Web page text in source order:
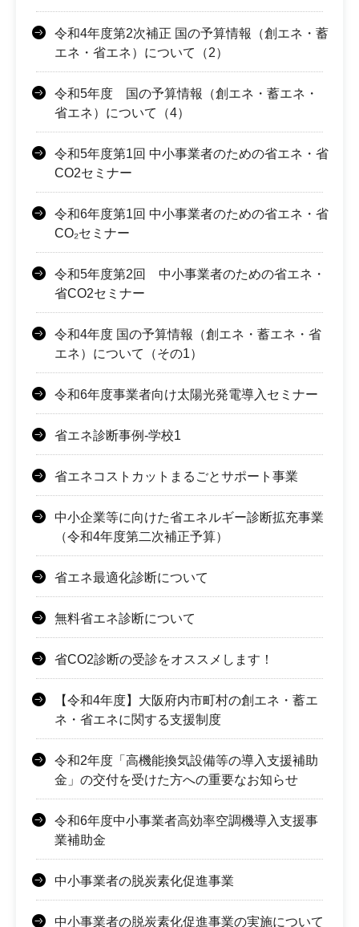
令和4年度第2次補正 国の予算情報（創エネ・蓄
エネ・省エネ）について（2）
令和5年度 国の予算情報（創エネ・蓄エネ・
省エネ）について（4）
令和5年度第1回 中小事業者のための省エネ・省
CO2セミナー
令和6年度第1回 中小事業者のための省エネ・省
CO₂セミナー
令和5年度第2回 中小事業者のための省エネ・
省CO2セミナー
令和4年度 国の予算情報（創エネ・蓄エネ・省
エネ）について（その1）
令和6年度事業者向け太陽光発電導入セミナー
省エネ診断事例-学校1
省エネコストカットまるごとサポート事業
中小企業等に向けた省エネルギー診断拡充事業
（令和4年度第二次補正予算）
省エネ最適化診断について
無料省エネ診断について
省CO2診断の受診をオススメします！
【令和4年度】大阪府内市町村の創エネ・蓄エ
ネ・省エネに関する支援制度
令和2年度「高機能換気設備等の導入支援補助
金」の交付を受けた方への重要なお知らせ
令和6年度中小事業者高効率空調機導入支援事
業補助金
中小事業者の脱炭素化促進事業
中小事業者の脱炭素化促進事業の実施について